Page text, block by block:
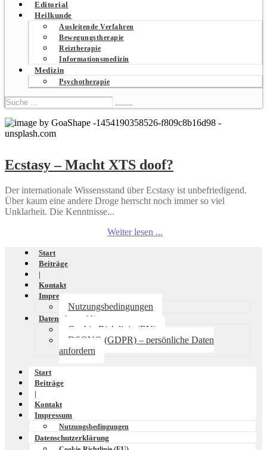
Editorial
Heilkunde
Ausleitende Verfahren
Bewegungstherapie
Reiztherapie
Informationsmedizin
Medizin
Psychotherapie
Ecstasy – Macht XTS doof?
Der internationale Wissensstand über Ecstasy ist unbefriedigend.
Über kaum eine andere Droge herrscht noch immer so viel
Unklarheit. Die Kenntnisse...
Weiter lesen ...
Start
Beiträge
|
Kontakt
Impressum
Nutzungsbedingungen
Datenschutzerklärung
Cookie-Richtlinie (EU)
DSGVO (GDPR) – persönliche Daten
anfordern
Start
Beiträge
|
Kontakt
Impressum
Nutzungsbedingungen
Datenschutzerklärung